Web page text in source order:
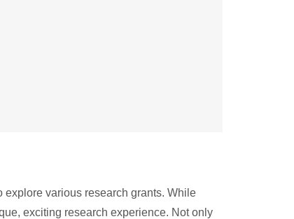
explore various research grants. While
exciting research experience. Not only